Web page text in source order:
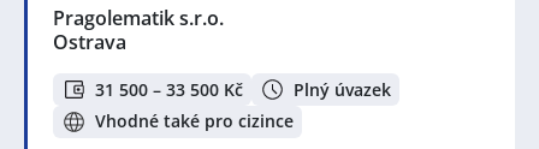
Pragolematik s.r.o.
Ostrava
31 500 – 33 500 Kč
Plný úvazek
Vhodné také pro cizince